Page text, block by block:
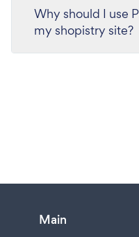
Why should I use
my shopistry site?
Main